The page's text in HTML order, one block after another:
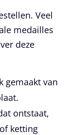
Veel
medailles
deze
gemaakt van
ontstaat,
ketting